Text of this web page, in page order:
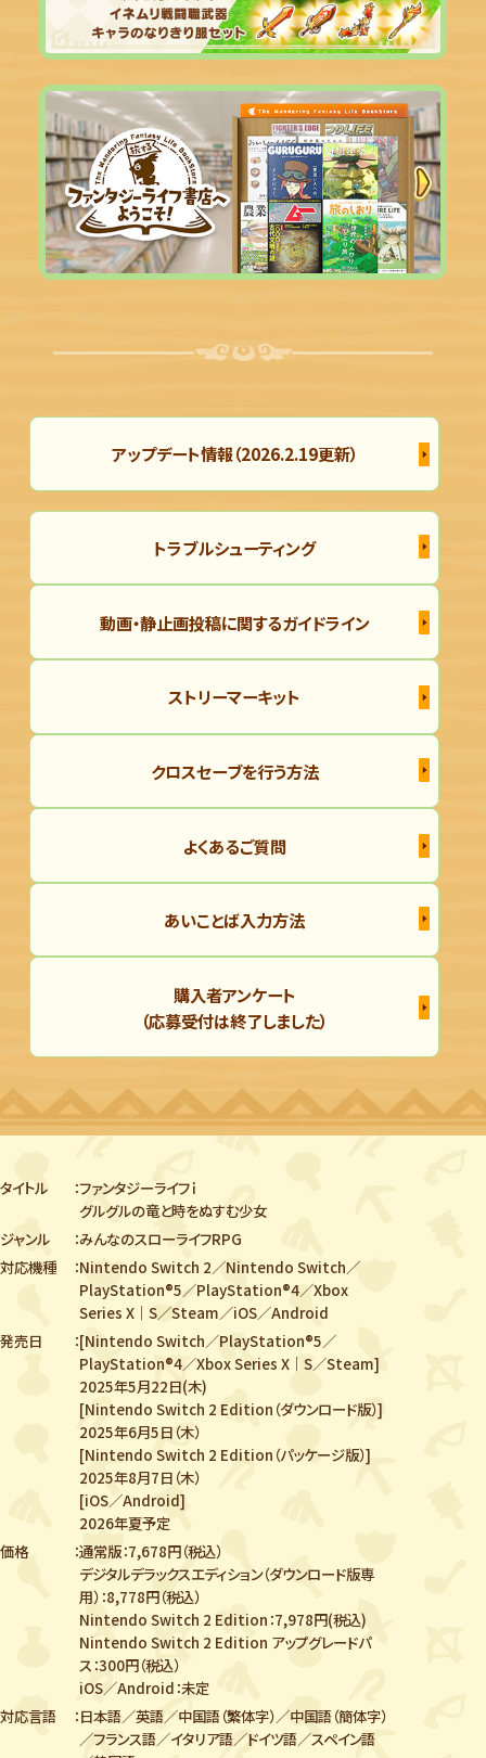
アップデート情報（2026.2.19更新）
トラブルシューティング
動画・静止画投稿に関するガイドライン
ストリーマーキット
クロスセーブを行う方法
よくあるご質問
あいことば入力方法
購入者アンケート
（応募受付は終了しました）
タイトル
ファンタジーライフｉ
グルグルの竜と時をぬすむ少女
ジャンル
みんなのスローライフRPG
対応機種
Nintendo Switch 2／Nintendo Switch／
PlayStation®5／PlayStation®4／Xbox
Series X｜S／Steam／iOS／Android
発売日
[Nintendo Switch／PlayStation®5／
PlayStation®4／Xbox Series X｜S／Steam]
2025年5月22日(木)
[Nintendo Switch 2 Edition（ダウンロード版）]
2025年6月5日（木）
[Nintendo Switch 2 Edition（パッケージ版）]
2025年8月7日（木）
[iOS／Android]
2026年夏予定
価格
通常版：7,678円（税込）
デジタルデラックスエディション（ダウンロード版専
用）：8,778円（税込）
Nintendo Switch 2 Edition：7,978円(税込)
Nintendo Switch 2 Edition アップグレードパ
ス：300円（税込）
iOS／Android：未定
対応言語
日本語／英語／中国語（繁体字）／中国語（簡体字）
／フランス語／イタリア語／ドイツ語／スペイン語